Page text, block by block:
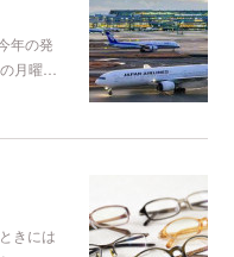
年の発
月曜…
きには